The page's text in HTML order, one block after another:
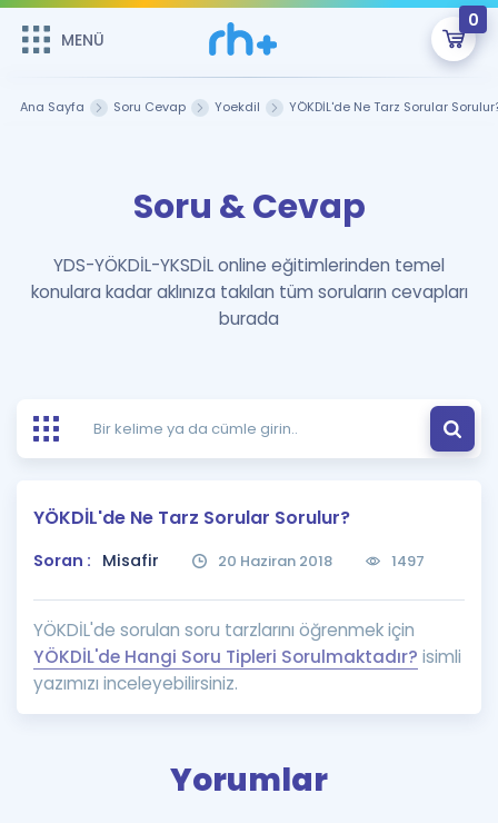
MENÜ
0
Şifremi Hatırlamıyorum
GİRİŞ YAP
Remzi Hoca ile seni sınava hazırlayacak onlarca eğitim seni
bekliyor!
MENÜ
Çalışma Paketleri
Kitaplar ve Kaynaklar
Ücretsiz Kaynaklar
Puan Hesaplama
Rehberlik Aracı
ÖSYM Sınav Takvimi
Kampanyalar
Blog
İngilizce Gramer
Blog
İngilizce Gramer
Hakkımızda
Ana Sayfa Soru Cevap Yoekdil YÖKDİL'de Ne Tarz Sorular
Soru & Cevap
YDS-YÖKDİL-YKSDİL online eğitimlerinden temel
konulara kadar aklınıza takılan tüm soruların cevapları
burada
YÖKDİL'de Ne Tarz Sorular Sorulur?
Soran : Misafir 20 Haziran 2018 1497
YÖKDİL'de sorulan soru tarzlarını öğrenmek için
YÖKDİL'de Hangi Soru Tipleri Sorulmaktadır? isimli
yazımızı inceleyebilirsiniz.
Yorumlar